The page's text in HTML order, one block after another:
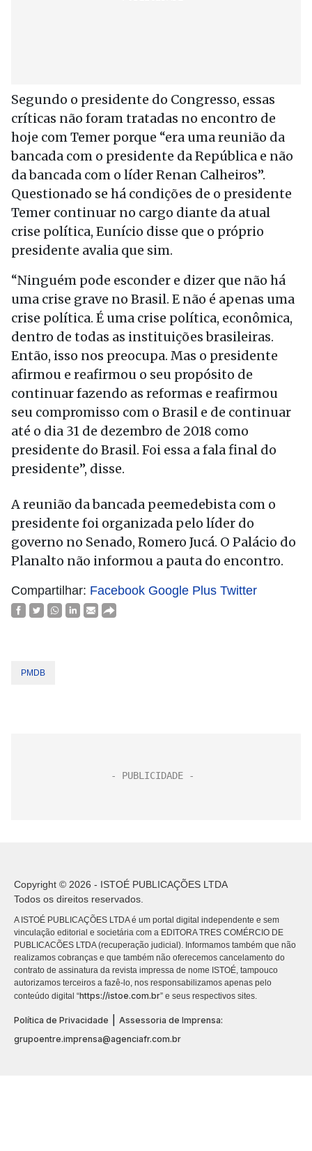
Segundo o presidente do Congresso, essas
críticas não foram tratadas no encontro de
hoje com Temer porque “era uma reunião da
bancada com o presidente da República e não
da bancada com o líder Renan Calheiros”.
Questionado se há condições de o presidente
Temer continuar no cargo diante da atual
crise política, Eunício disse que o próprio
presidente avalia que sim.
“Ninguém pode esconder e dizer que não há
uma crise grave no Brasil. E não é apenas uma
crise política. É uma crise política, econômica,
dentro de todas as instituições brasileiras.
Então, isso nos preocupa. Mas o presidente
afirmou e reafirmou o seu propósito de
continuar fazendo as reformas e reafirmou
seu compromisso com o Brasil e de continuar
até o dia 31 de dezembro de 2018 como
presidente do Brasil. Foi essa a fala final do
presidente”, disse.
A reunião da bancada peemedebista com o
presidente foi organizada pelo líder do
governo no Senado, Romero Jucá. O Palácio do
Planalto não informou a pauta do encontro.
Compartilhar: Facebook Google Plus Twitter
PMDB
Copyright © 2026 - ISTOÉ PUBLICAÇÕES LTDA
Todos os direitos reservados.
A ISTOÉ PUBLICAÇÕES LTDA é um portal digital independente e sem
vinculação editorial e societária com a EDITORA TRES COMÉRCIO DE
PUBLICACÕES LTDA (recuperação judicial). Informamos também que não
realizamos cobranças e que também não oferecemos cancelamento do
contrato de assinatura da revista impressa de nome ISTOÉ, tampouco
autorizamos terceiros a fazê-lo, nos responsabilizamos apenas pelo
conteúdo digital “https://istoe.com.br” e seus respectivos sites.
Política de Privacidade
Assessoria de Imprensa:
grupoentre.imprensa@agenciafr.com.br